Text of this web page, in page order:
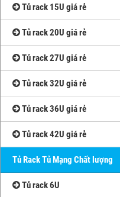
Tủ rack 15U giá rẻ
Tủ rack 20U giá rẻ
Tủ rack 27U giá rẻ
Tủ rack 32U giá rẻ
Tủ rack 36U giá rẻ
Tủ rack 42U giá rẻ
Tủ Rack Tủ Mạng Chất lượng
Tủ rack 6U